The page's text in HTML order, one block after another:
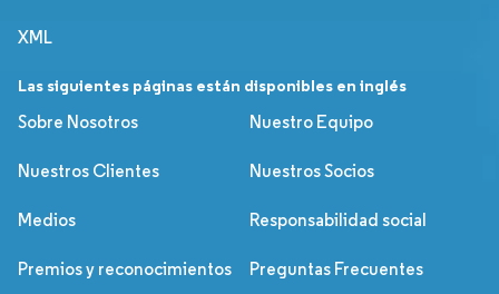
XML
Las siguientes páginas están disponibles en inglés
Sobre Nosotros
Nuestro Equipo
Nuestros Clientes Nuestros Socios
Medios Responsabilidad social
Premios y reconocimientos Preguntas Frecuentes